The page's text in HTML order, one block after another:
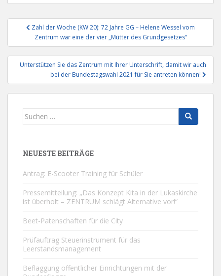
Beitragsnavigation
Zahl der Woche (KW 20): 72 Jahre GG – Helene Wessel vom
Zentrum war eine der vier „Mütter des Grundgesetzes“
Unterstützen Sie das Zentrum mit Ihrer Unterschrift, damit wir auch
bei der Bundestagswahl 2021 für Sie antreten können!
Suchen
NEUESTE BEITRÄGE
Antrag: E-Scooter Training für Schüler
Pressemitteilung: „Das Konzept Kita in der Lukaskirche
ist überholt – ZENTRUM schlägt Alternative vor!“
Beet-Patenschaften für die City
Prüfauftrag Steuerinstrument für das
Leerstandsmanagement
Beflaggung öffentlicher Einrichtungen mit der